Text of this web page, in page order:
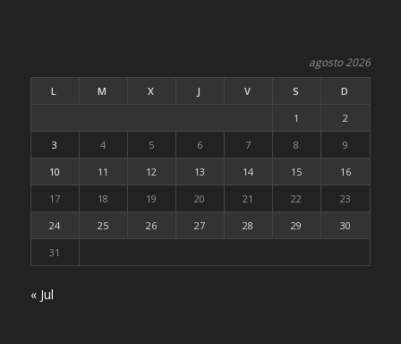
agosto 2026
L M X J V S
D
1
2
3
4 5 6 7 8
9
10
11 12 13 14 15
16
17
18 19 20 21 22
23
24
25 26 27 28 29
30
31
« Jul